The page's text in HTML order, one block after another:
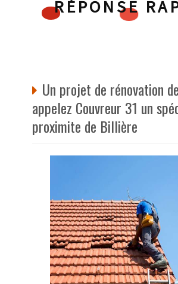
RÉPONSE
Un projet de rénovation
appelez Couvreur 31 un
proximite de Billière